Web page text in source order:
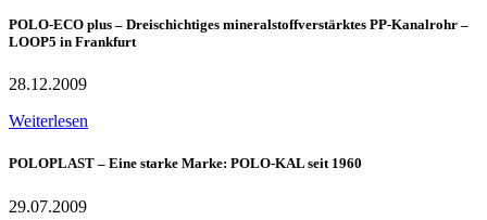
POLO-ECO plus – Dreischichtiges mineralstoffverstärktes PP-Kanalrohr –
LOOP5 in Frankfurt
28.12.2009
Weiterlesen
POLOPLAST – Eine starke Marke: POLO-KAL seit 1960
29.07.2009